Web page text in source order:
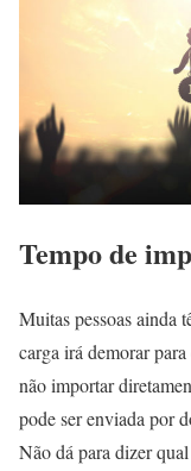
Tempo de
Muitas pessoas ainda
carga irá demorar
não importar
pode ser enviada por
Não dá para dizer